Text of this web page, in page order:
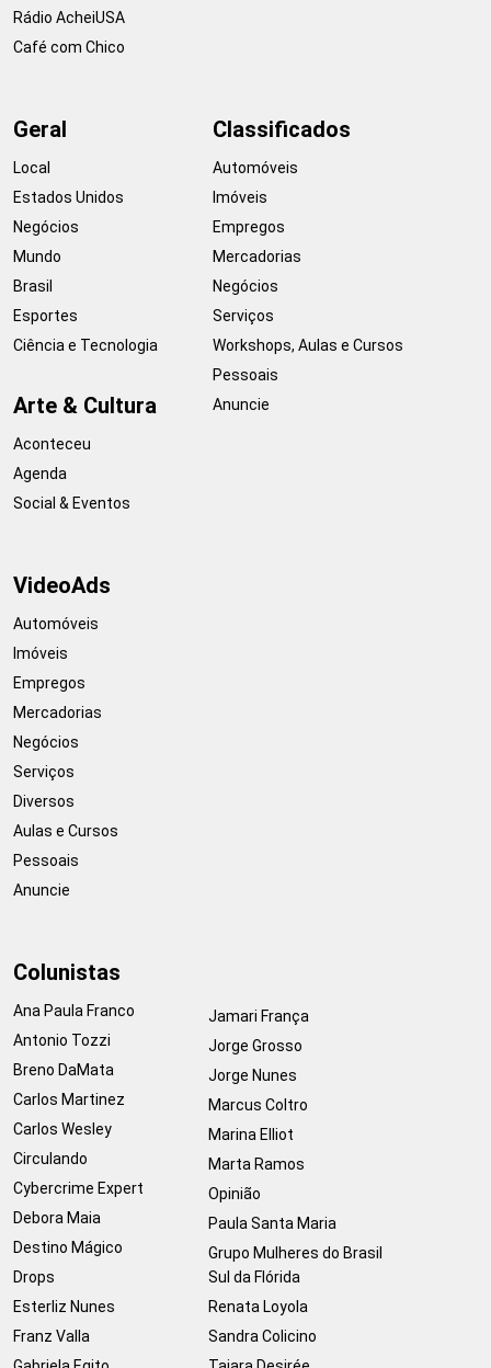
Rádio AcheiUSA
Café com Chico
Geral
Local
Estados Unidos
Negócios
Mundo
Brasil
Esportes
Ciência e Tecnologia
Arte & Cultura
Aconteceu
Agenda
Social & Eventos
Classificados
Automóveis
Imóveis
Empregos
Mercadorias
Negócios
Serviços
Workshops, Aulas e Cursos
Pessoais
Anuncie
VideoAds
Automóveis
Imóveis
Empregos
Mercadorias
Negócios
Serviços
Diversos
Aulas e Cursos
Pessoais
Anuncie
Colunistas
Ana Paula Franco
Antonio Tozzi
Breno DaMata
Carlos Martinez
Carlos Wesley
Circulando
Cybercrime Expert
Debora Maia
Destino Mágico
Drops
Esterliz Nunes
Franz Valla
Jamari França
Jorge Grosso
Jorge Nunes
Marcus Coltro
Marina Elliot
Marta Ramos
Opinião
Paula Santa Maria
Grupo Mulheres do Brasil
Sul da Flórida
Renata Loyola
Sandra Colicino